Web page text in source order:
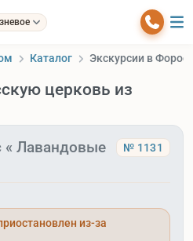
Каталог Экскурсии в
церковь из
Лавандовые
№ 1131
из-за